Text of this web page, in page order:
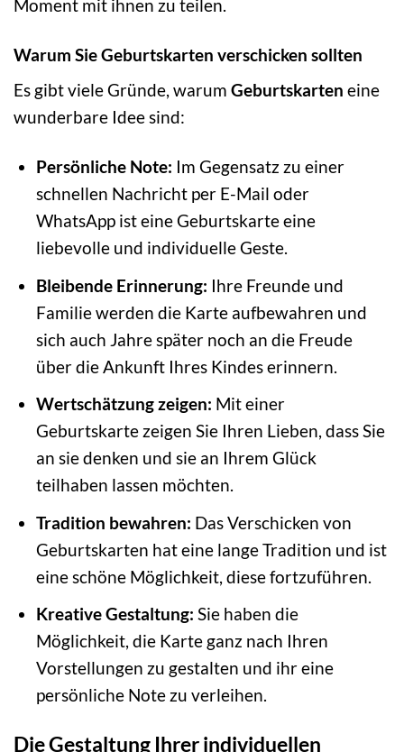
Moment mit ihnen zu teilen.
Warum Sie Geburtskarten verschicken sollten
Es gibt viele Gründe, warum Geburtskarten eine
wunderbare Idee sind:
Persönliche Note: Im Gegensatz zu einer
schnellen Nachricht per E-Mail oder
WhatsApp ist eine Geburtskarte eine
liebevolle und individuelle Geste.
Bleibende Erinnerung: Ihre Freunde und
Familie werden die Karte aufbewahren und
sich auch Jahre später noch an die Freude
über die Ankunft Ihres Kindes erinnern.
Wertschätzung zeigen: Mit einer
Geburtskarte zeigen Sie Ihren Lieben, dass Sie
an sie denken und sie an Ihrem Glück
teilhaben lassen möchten.
Tradition bewahren: Das Verschicken von
Geburtskarten hat eine lange Tradition und ist
eine schöne Möglichkeit, diese fortzuführen.
Kreative Gestaltung: Sie haben die
Möglichkeit, die Karte ganz nach Ihren
Vorstellungen zu gestalten und ihr eine
persönliche Note zu verleihen.
Die Gestaltung Ihrer individuellen